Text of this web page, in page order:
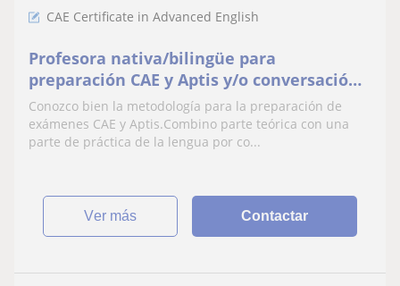
CAE Certificate in Advanced English
Profesora nativa/bilingüe para
preparación CAE y Aptis y/o conversación
con muchos años de experiencia en
Madrid.Clases online
Conozco bien la metodología para la preparación de
exámenes CAE y Aptis.Combino parte teórica con una
parte de práctica de la lengua por co...
ver más Contactar